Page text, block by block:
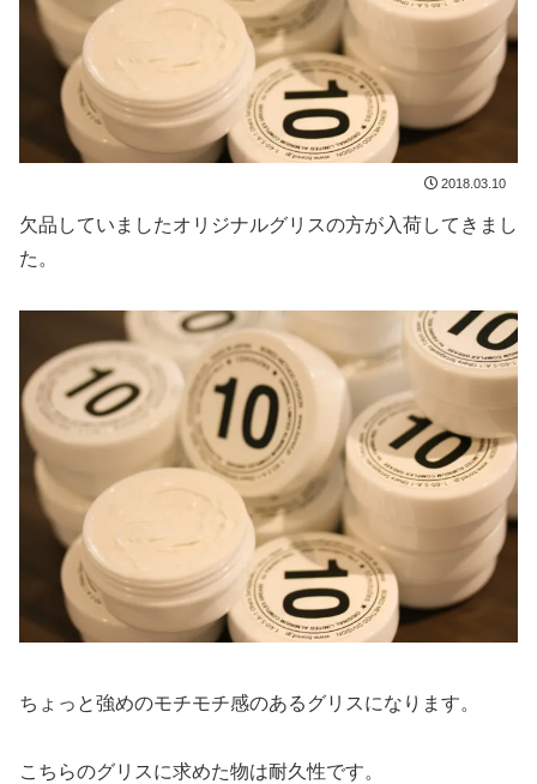
2018.03.10
欠品していましたオリジナルグリスの方が入荷してきまし
た。
ちょっと強めのモチモチ感のあるグリスになります。
こちらのグリスに求めた物は耐久性です。